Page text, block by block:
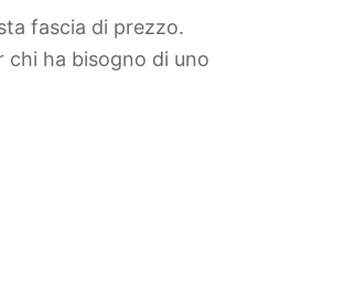
fascia di prezzo.
ha bisogno di uno